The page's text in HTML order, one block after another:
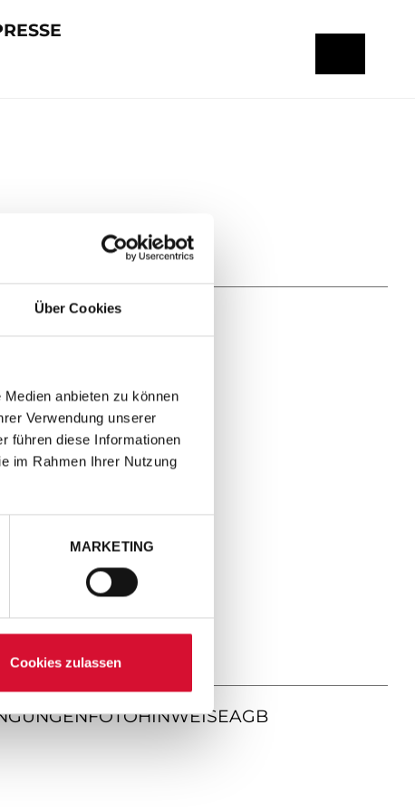
Über Cookies
anbieten zu können
Verwendung unserer
führen diese Informationen
im Rahmen Ihrer Nutzung
MARKETING
Cookies zulassen
FOTOHINWEISEAGB